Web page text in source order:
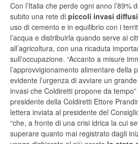
Con l’Italia che perde ogni anno l’89%
subito una rete di piccoli invasi
uso di cemento e in equilibrio con i
l’acqua e distribuirla quando serve ai
all’agricoltura, con una ricaduta
sull’occupazione. “Accanto a misure
l’approvvigionamento alimentare della
evidente l’urgenza di avviare un
invasi che Coldiretti propone da
presidente della Coldiretti Ettore
lettera inviata al presidente del
“che, a fronte di una crisi idrica la cui
superare quanto mai registrato dagli